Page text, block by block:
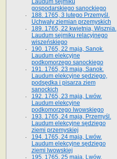
Laudum sejmiku
gospodarskiego sanockiego
188. 1765, 3 lutego Przemyśl.
Uchwały ziemian przemyskich
189. 1765, 22 kwietnia, Wisznia.
Laudum sejmiku relacyjnego
wiszeńskiego
190. 1765, 22 maja, Sanok.
Laudum elekcyjne
podkomorzego sanockiego
191. 1765, 23 maja, Sanok.
Laudum elekcyjne sędziego,
podsędka i pisarza ziem
sanockich
192. 1765, 23 maja, Lwów.
Laudum elekcyjne
podkomorzego lwowskiego
193. 1765, 24 maja, Przemyśl.
Laudum elekcyjne sędziego
ziemi przemyskiej
194. 1765, 24 maja, Lwów.
Laudum elekcyjne sędziego
ziemi lwowskiej
195. 1765, 25 maja, Lwów.